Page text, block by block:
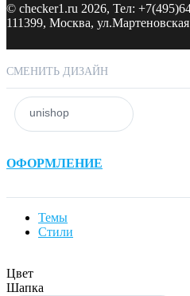
© checker1.ru 2026, Тел:
111399, Москва,
СМЕНИТЬ ДИЗАЙН
ОФОРМЛЕНИЕ
Темы
Стили
Цвет
Шапка